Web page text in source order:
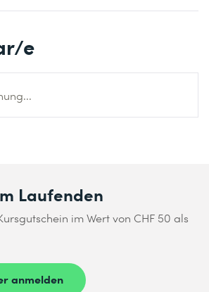
e
Laufenden
im Wert von CHF 50 als
anmelden